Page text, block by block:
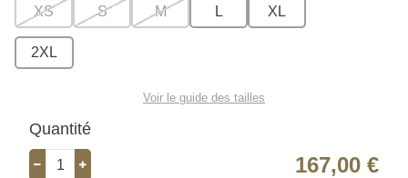
XS S M L XL
2XL
Voir le guide des tailles
Quantité
167,00 €